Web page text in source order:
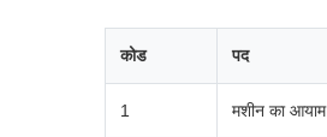
कोड पद
1 मशीन का आयाम